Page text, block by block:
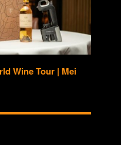
Wine Tour | Mei